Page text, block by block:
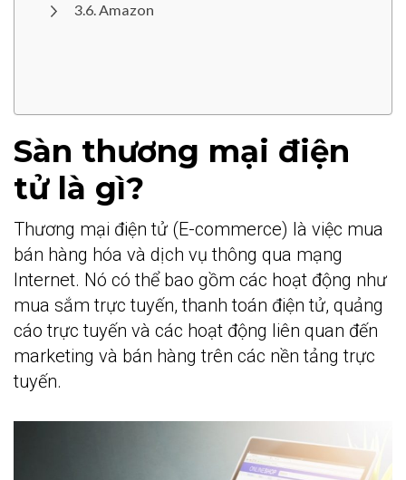
Amazon
Sàn thương mại điện
tử là gì?
Thương mại điện tử (E-commerce) là việc mua
bán hàng hóa và dịch vụ thông qua mạng
Internet. Nó có thể bao gồm các hoạt động như
mua sắm trực tuyến, thanh toán điện tử, quảng
cáo trực tuyến và các hoạt động liên quan đến
marketing và bán hàng trên các nền tảng trực
tuyến.